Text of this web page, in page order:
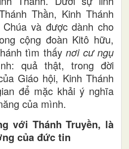
Thần, Kinh Thánh
và được dành cho
cộng đoàn Kitô hữu,
tìm thấynơi cư ngụ
quả thật, trong đời
Giáo hội, Kinh Thánh
để mặc khải ý nghĩa
của mình.
với Thánh Truyền, là
của đức tin